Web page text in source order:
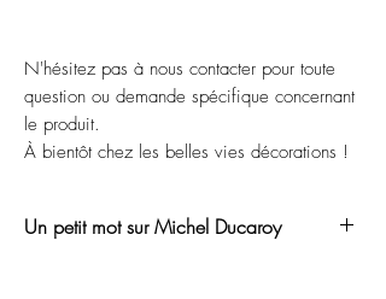
N'hésitez pas à nous contacter pour toute
question ou demande spécifique concernant
le produit.
À bientôt chez les belles vies décorations !
Un petit mot sur Michel Ducaroy